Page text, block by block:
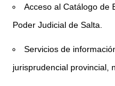
Acceso al Catálogo de
Poder Judicial de Salta.
Servicios de
jurisprudencial provincial,